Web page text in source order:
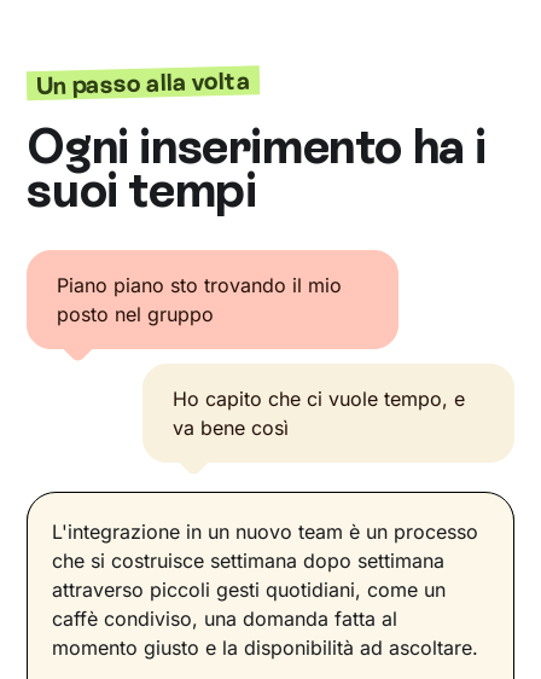
Un passo alla volta
Ogni inserimento ha i
suoi tempi
Piano piano sto trovando il mio
posto nel gruppo
Ho capito che ci vuole tempo, e
va bene così
L'integrazione in un nuovo team è un processo
che si costruisce settimana dopo settimana
attraverso piccoli gesti quotidiani, come un
caffè condiviso, una domanda fatta al
momento giusto e la disponibilità ad ascoltare.